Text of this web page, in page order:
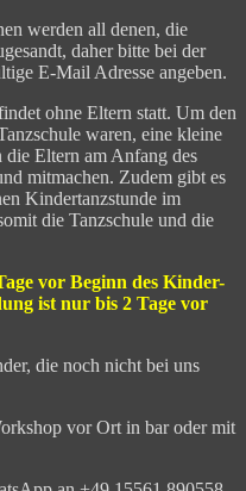
werden all denen, die
daher bitte bei der
E-Mail Adresse angeben.
ohne Eltern statt. Um den
waren, eine kleine
Eltern am Anfang des
mitmachen. Zudem gibt es
Kindertanzstunde im
die Tanzschule und die
vor Beginn des Kinder-
ist nur bis 2 Tage vor
die noch nicht bei uns
vor Ort in bar oder mit